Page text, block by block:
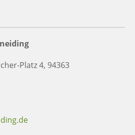
Platz 4, 94363